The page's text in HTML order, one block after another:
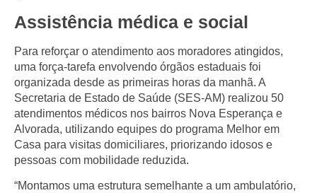
Assistência médica e social
Para reforçar o atendimento aos moradores atingidos,
uma força-tarefa envolvendo órgãos estaduais foi
organizada desde as primeiras horas da manhã. A
Secretaria de Estado de Saúde (SES-AM) realizou 50
atendimentos médicos nos bairros Nova Esperança e
Alvorada, utilizando equipes do programa Melhor em
Casa para visitas domiciliares, priorizando idosos e
pessoas com mobilidade reduzida.
“Montamos uma estrutura semelhante a um ambulatório,